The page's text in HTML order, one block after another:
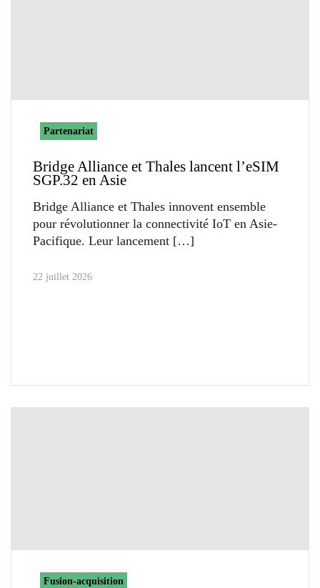
Partenariat
Bridge Alliance et Thales lancent l’eSIM
SGP.32 en Asie
Bridge Alliance et Thales innovent ensemble
pour révolutionner la connectivité IoT en Asie-
Pacifique. Leur lancement
22 juillet 2026
Fusion-acquisition